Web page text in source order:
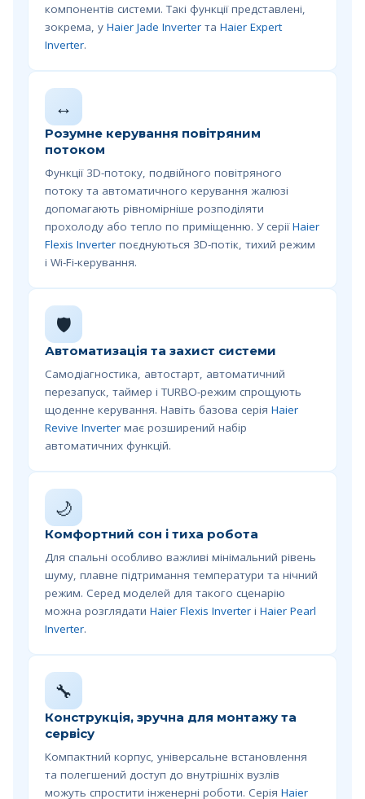
компонентів системи. Такі функції представлені,
зокрема, у Haier Jade Inverter та Haier Expert
Inverter.
↔️
Розумне керування повітряним
потоком
Функції 3D-потоку, подвійного повітряного
потоку та автоматичного керування жалюзі
допомагають рівномірніше розподіляти
прохолоду або тепло по приміщенню. У серіїHaier
Flexis Inverter поєднуються 3D-потік, тихий режим
і Wi-Fi-керування.
🛡️
Автоматизація та захист системи
Самодіагностика, автостарт, автоматичний
перезапуск, таймер і TURBO-режим спрощують
щоденне керування. Навіть базова серія Haier
Revive Inverter має розширений набір
автоматичних функцій.
🌙
Комфортний сон і тиха робота
Для спальні особливо важливі мінімальний рівень
шуму, плавне підтримання температури та нічний
режим. Серед моделей для такого сценарію
можна розглядати Haier Flexis Inverter і Haier Pearl
Inverter.
🔧
Конструкція, зручна для монтажу та
сервісу
Компактний корпус, універсальне встановлення
та полегшений доступ до внутрішніх вузлів
можуть спростити інженерні роботи. Серія Haier